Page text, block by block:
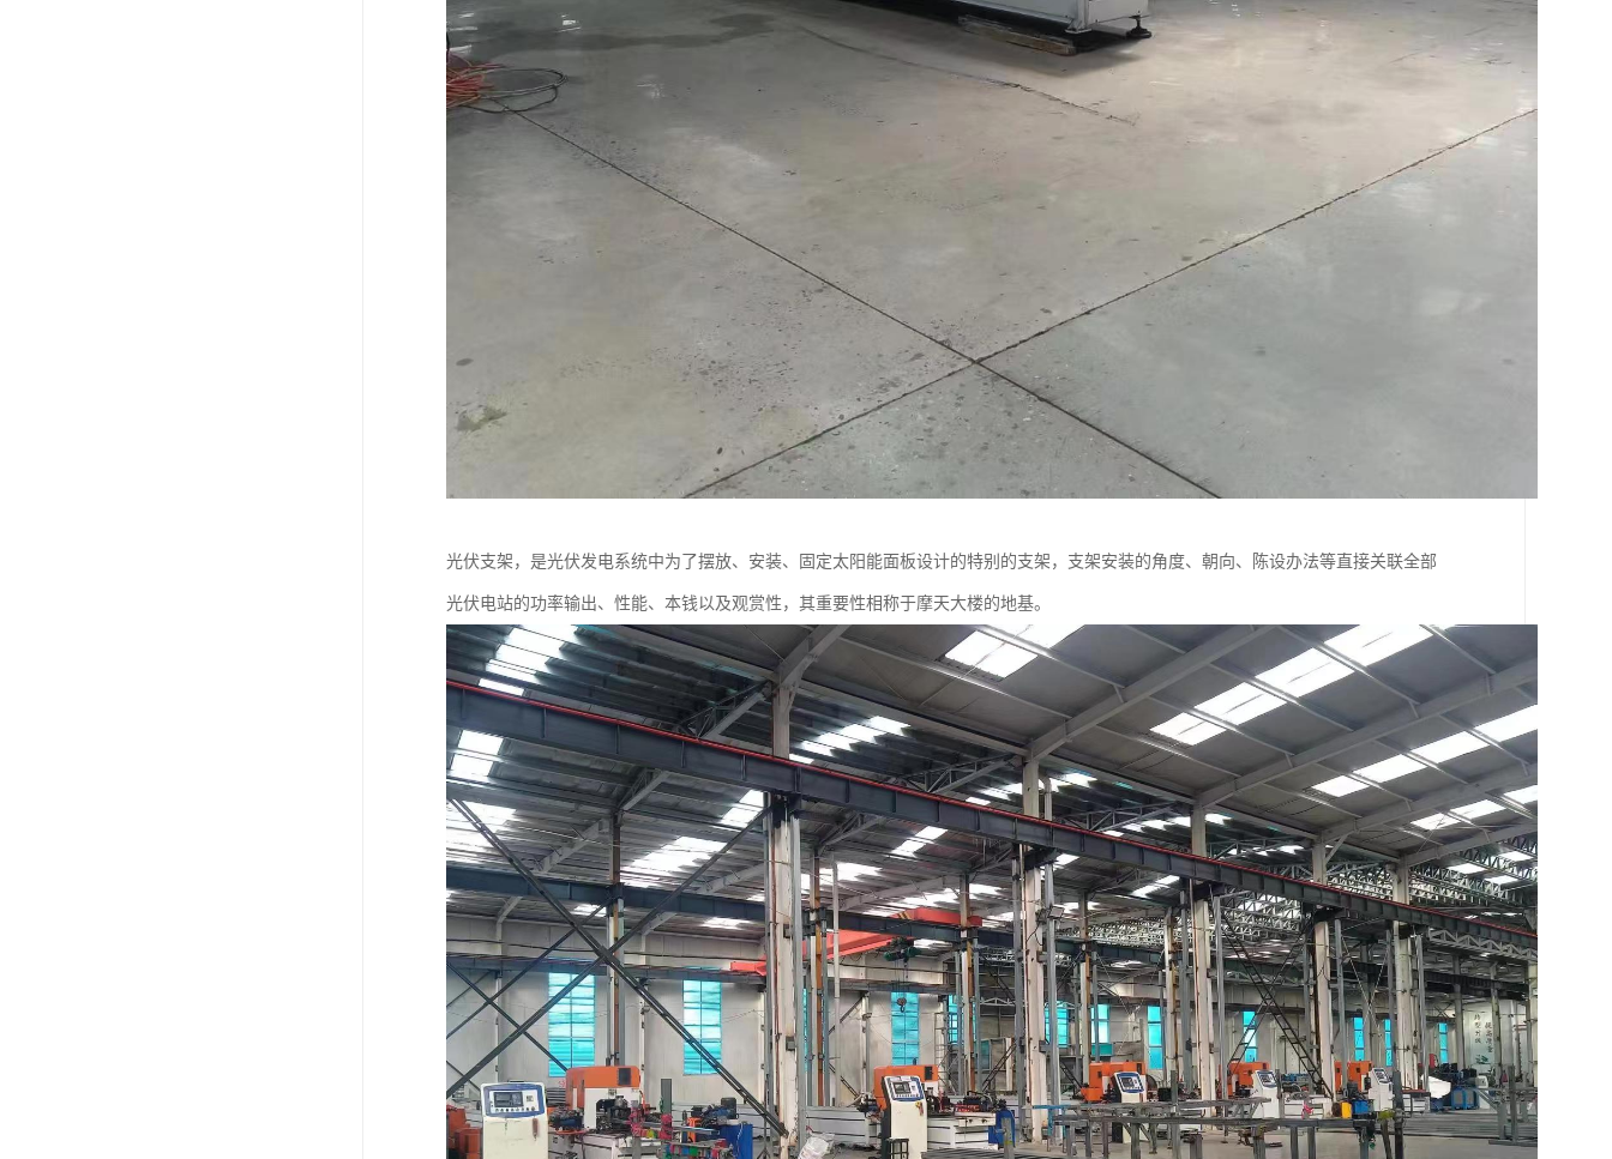
光伏支架，是光伏发电系统中为了摆放、安装、固定太阳能面板设计的特别的支架，支架安装的角度、朝向、陈设办法等直接关联全部
光伏电站的功率输出、性能、本钱以及观赏性，其重要性相称于摩天大楼的地基。